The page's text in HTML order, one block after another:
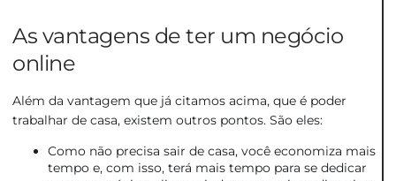
As vantagens de ter um negócio
online
Além da vantagem que já citamos acima, que é poder
trabalhar de casa, existem outros pontos. São eles:
Como não precisa sair de casa, você economiza mais
tempo e, com isso, terá mais tempo para se dedicar